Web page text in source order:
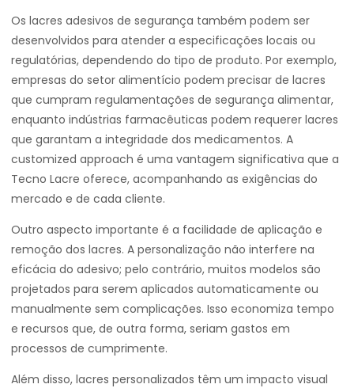
Os lacres adesivos de segurança também podem ser
desenvolvidos para atender a especificações locais ou
regulatórias, dependendo do tipo de produto. Por exemplo,
empresas do setor alimentício podem precisar de lacres
que cumpram regulamentações de segurança alimentar,
enquanto indústrias farmacêuticas podem requerer lacres
que garantam a integridade dos medicamentos. A
customized approach é uma vantagem significativa que a
Tecno Lacre oferece, acompanhando as exigências do
mercado e de cada cliente.
Outro aspecto importante é a facilidade de aplicação e
remoção dos lacres. A personalização não interfere na
eficácia do adesivo; pelo contrário, muitos modelos são
projetados para serem aplicados automaticamente ou
manualmente sem complicações. Isso economiza tempo
e recursos que, de outra forma, seriam gastos em
processos de cumprimente.
Além disso, lacres personalizados têm um impacto visual